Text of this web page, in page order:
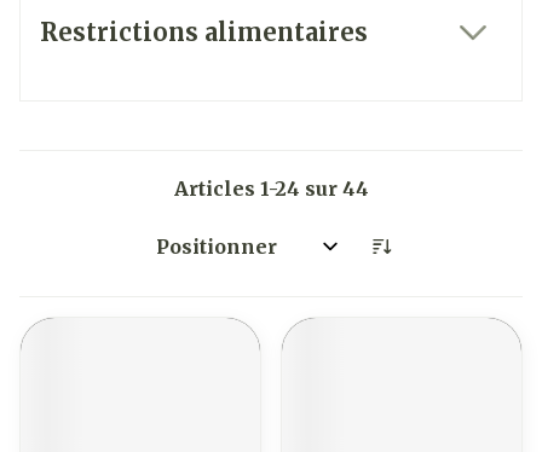
Restrictions alimentaires
Articles 1-24 sur 44
Trier par: